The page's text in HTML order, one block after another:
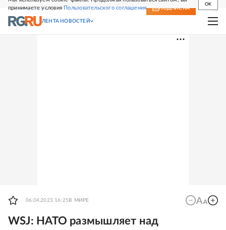
принимаете условия Пользовательского соглашения
OK
СВЕЖИЙ НОМЕР ПОДПИСКА
ЛЕНТА НОВОСТЕЙ
06.04.2023 16:25 В МИРЕ
WSJ: НАТО размышляет над